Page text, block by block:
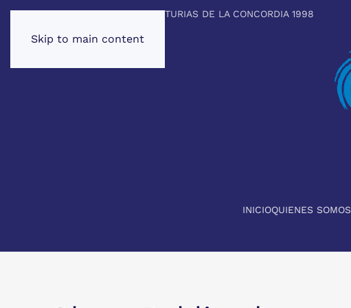
Skip to main content
PREMIO PRINCIPE DE ASTURIAS DE LA CONCORDIA 1998
INICIOQUIENES SOMOS